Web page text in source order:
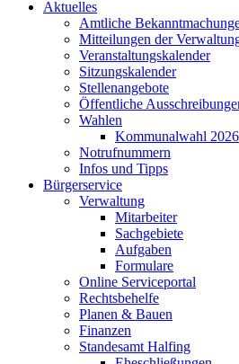
Aktuelles
Amtliche
Mitteilungen der
Veranstaltungskalender
Sitzungskalender
Stellenangebote
Öffentliche
Wahlen
Kommunalwahl 2026
Notrufnummern
Infos und Tipps
Bürgerservice
Verwaltung
Mitarbeiter
Sachgebiete
Aufgaben
Formulare
Online Serviceportal
Rechtsbehelfe
Planen & Bauen
Finanzen
Standesamt Halfing